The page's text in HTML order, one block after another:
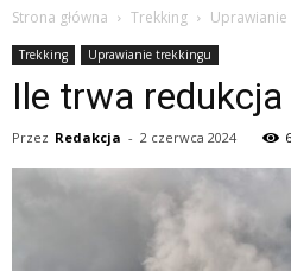
Strona główna Trekking Uprawianie
Trekking Uprawianie trekkingu
Ile trwa
Przez Redakcja - 2 czerwca 2024